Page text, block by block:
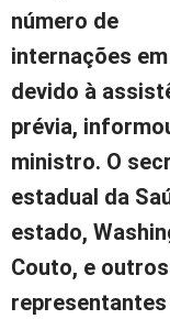
número de
internações em
devido à
prévia,
ministro. O
estadual da
estado,
Couto, e outros